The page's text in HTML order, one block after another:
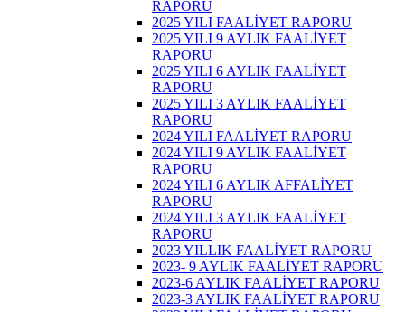
RAPORU
2025 YILI FAALİYET RAPORU
2025 YILI 9 AYLIK FAALİYET
RAPORU
2025 YILI 6 AYLIK FAALİYET
RAPORU
2025 YILI 3 AYLIK FAALİYET
RAPORU
2024 YILI FAALİYET RAPORU
2024 YILI 9 AYLIK FAALİYET
RAPORU
2024 YILI 6 AYLIK AFFALİYET
RAPORU
2024 YILI 3 AYLIK FAALİYET
RAPORU
2023 YILLIK FAALİYET RAPORU
2023- 9 AYLIK FAALİYET RAPORU
2023-6 AYLIK FAALİYET RAPORU
2023-3 AYLIK FAALİYET RAPORU